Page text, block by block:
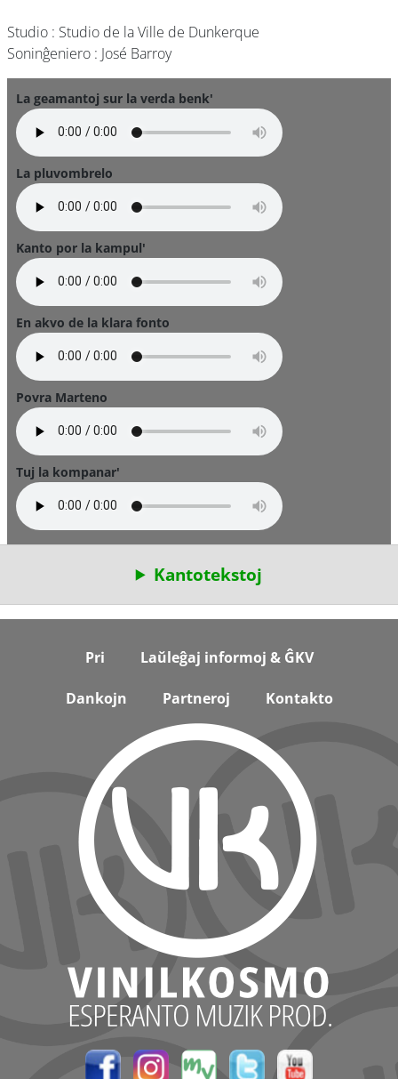
Studio : Studio de la Ville de Dunkerque
Soninĝeniero : José Barroy
La geamantoj sur la verda benk'
La pluvombrelo
Kanto por la kampul'
En akvo de la klara fonto
Povra Marteno
Tuj la kompanar'
Kantotekstoj
Pri Laŭleĝaj informoj & ĜKV
Dankojn Partneroj Kontakto